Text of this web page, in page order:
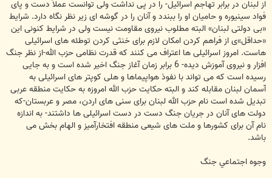
از لبنان در برابر تهاجم اسرائیل- را در پی نداشت ولی توانست عملاً دست و پای
فواد سینیوره و حامیان او را ببندد و آنان را در گوشه ای زیر نظر نگاه دارد. شرایط
«بی دولتی لبنان» البته مطلوب نیروی مقاومت نیست ولی در شرایط كنونی این
«حداقل»ی از فراهم كردن امكان لازم برای خنثی كردن توطئه های اسرائیلی
هاست. امروز اسرائیلی ها اعتراف می كنند كه قدرت نظامی حزب الله-از نظر جنگ
افزار و نیروی آموزش دیده- 6 برابر زمان آغاز جنگ اخیر شده است و به جایی
رسیده است كه می تواند با نفوذ هواپیماها و هلی كوپتر های اسرائیلی به
آسمان لبنان مقابله كند و البته حكایت حزب الله امروزه به حكایت منطقه عربی
تبدیل شده است نام حزب الله لبنان برای سنی های اردن، مصر و عربستان-كه
دولت های آنان در جریان جنگ دست در دست اسرائیلی ها داشتند- به اندازه
نام آن برای كشورها و ملت های شیعی منطقه افتخارآمیز و الهام بخش می
باشد.
وجوه اجتماعي جنگ